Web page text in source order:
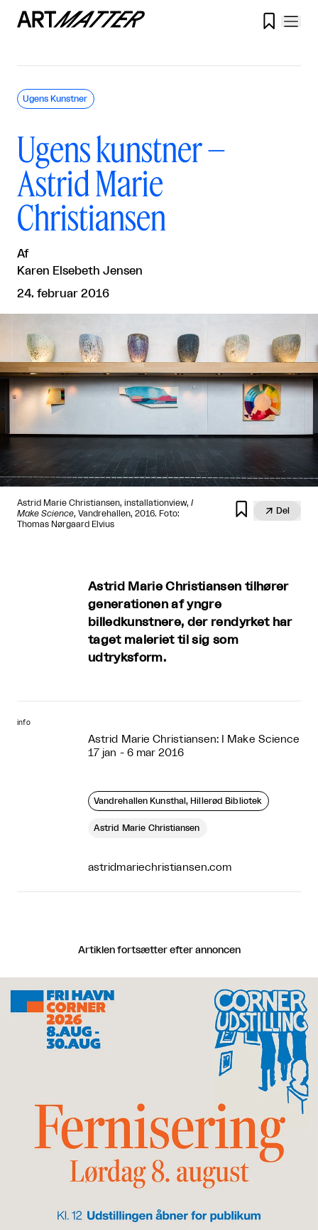

Ugens kunstner –
Astrid Marie
Christiansen
Af
Karen Elsebeth Jensen
24. februar 2016
Ugens Kunstner
Astrid Marie Christiansen, installationview, I
Make Science, Vandrehallen, 2016. Foto:
Thomas Nørgaard Elvius
  Del
Astrid Marie Christiansen tilhører
generationen af yngre
billedkunstnere, der rendyrket har
taget maleriet til sig som
udtryksform.
info
Astrid Marie Christiansen: I Make Science
17 jan - 6 mar 2016
Vandrehallen Kunsthal, Hillerød Bibliotek
Astrid Marie Christiansen
astridmariechristiansen.com
Artiklen fortsætter efter annoncen